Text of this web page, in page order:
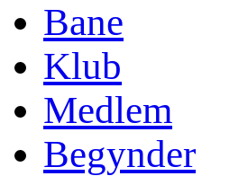
Bane
Klub
Medlem
Begynder